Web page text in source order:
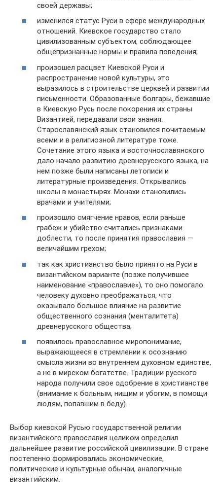
своей державы;
изменился статус Руси в сфере международных
отношений. Киевское государство стало
цивилизованным субъектом, соблюдающее
общепризнанные нормы и правила поведения;
произошел расцвет Киевской Руси и
распространение новой культуры, это
выразилось в строительстве церквей и развитии
письменности. Образованные болгары, бежавшие
в Киевскую Русь после покорения их страны
Византией, передавали свои знания.
Старославянский язык становился почитаемым
всеми и в религиозной литературе тоже.
Сочетание этого языка и восточнославянского
дало начало развитию древнерусского языка, на
нем позже были написаны летописи и
литературные произведения. Открывались
школы в монастырях. Монахи становились
врачами и учителями;
произошло смягчение нравов, если раньше
грабеж и убийство считались признаками
доблести, то после принятия православия —
величайшим грехом;
так как христианство было принято на Руси в
византийском варианте (позже получившее
наименование «православие»), то оно помогало
человеку духовно преображаться, что
оказывало большое влияние на развитие
общественного сознания (менталитета)
древнерусского общества;
появилось православное миропонимание,
выражающееся в стремлении к осознанию
смысла жизни во внутреннем духовном единстве,
а не в мирском богатстве. Традиции русского
народа получили свое одобрение в христианстве
(внимание к больным, нищим и убогим, в помощи
людям, попавшим в беду).
Выбор киевской Русью государственной религии
византийского православия целиком определил
дальнейшее развитие российской цивилизации. В стране
постепенно формировались экономические,
политические и культурные обычаи, аналогичные
византийским.